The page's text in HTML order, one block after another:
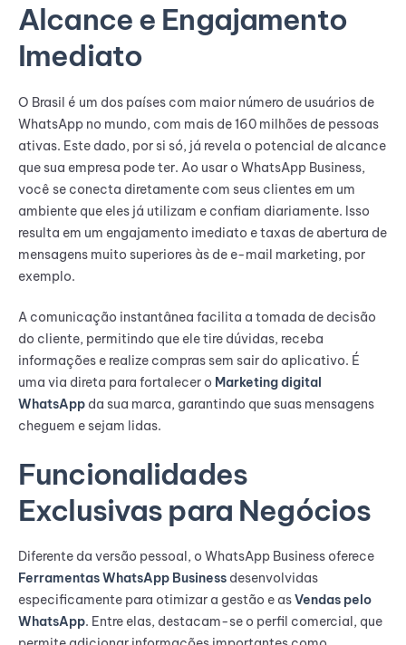
Alcance e Engajamento
Imediato
O Brasil é um dos países com maior número de usuários de
WhatsApp no mundo, com mais de 160 milhões de pessoas
ativas. Este dado, por si só, já revela o potencial de alcance
que sua empresa pode ter. Ao usar o WhatsApp Business,
você se conecta diretamente com seus clientes em um
ambiente que eles já utilizam e confiam diariamente. Isso
resulta em um engajamento imediato e taxas de abertura de
mensagens muito superiores às de e-mail marketing, por
exemplo.
A comunicação instantânea facilita a tomada de decisão
do cliente, permitindo que ele tire dúvidas, receba
informações e realize compras sem sair do aplicativo. É
uma via direta para fortalecer o Marketing digital
WhatsApp da sua marca, garantindo que suas mensagens
cheguem e sejam lidas.
Funcionalidades
Exclusivas para Negócios
Diferente da versão pessoal, o WhatsApp Business oferece
Ferramentas WhatsApp Business desenvolvidas
especificamente para otimizar a gestão e asVendas pelo
WhatsApp. Entre elas, destacam-se o perfil comercial, que